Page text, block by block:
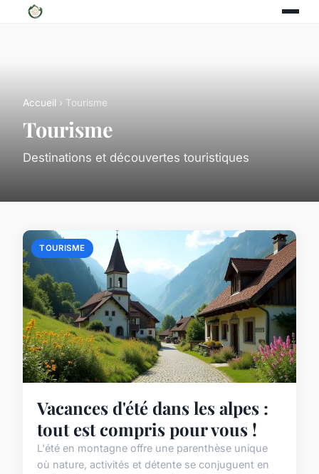
Accueil › Tourisme
Tourisme
Destinations et découvertes touristiques
TOURISME
Vacances d'été dans les alpes :
tout est compris pour vous !
L'été en montagne offre une parenthèse unique
où nature, activités et détente se conjuguent en